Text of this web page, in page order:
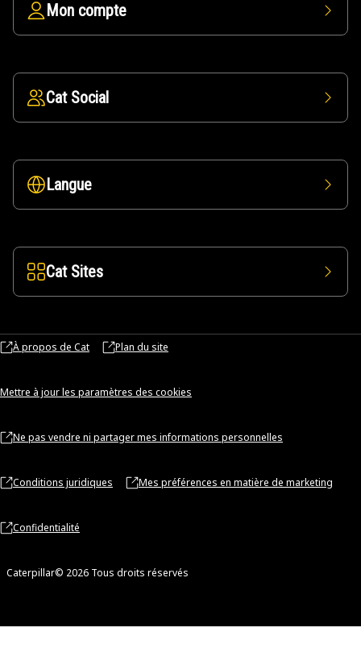
Mon compte
Cat Social
Langue
Cat Sites
À propos de Cat Plan du site
Mettre à jour les paramètres des cookies
Ne pas vendre ni partager mes informations personnelles
Conditions juridiques Mes préférences en matière de marketing
Confidentialité
Caterpillar© 2026 Tous droits réservés